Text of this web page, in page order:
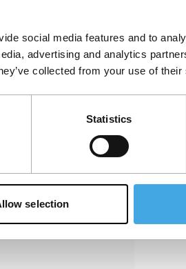
social media features and to
advertising and analytics
collected from your use of
Statistics
selection